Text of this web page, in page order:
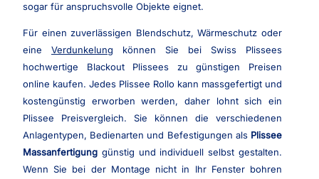
sogar für anspruchsvolle Objekte eignet.
Für einen zuverlässigen Blendschutz, Wärmeschutz oder
eine Verdunkelung können Sie bei Swiss Plissees
hochwertige Blackout Plissees zu günstigen Preisen
online kaufen. Jedes Plissee Rollo kann massgefertigt und
kostengünstig erworben werden, daher lohnt sich ein
Plissee Preisvergleich. Sie können die verschiedenen
Anlagentypen, Bedienarten und Befestigungen als Plissee
Massanfertigung günstig und individuell selbst gestalten.
Wenn Sie bei der Montage nicht in Ihr Fenster bohren